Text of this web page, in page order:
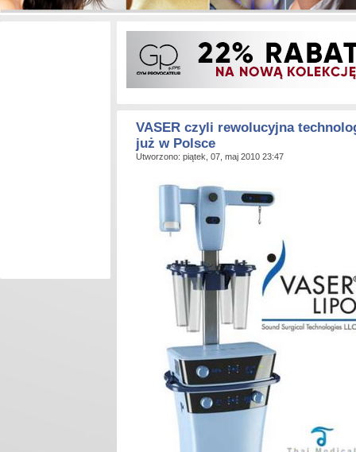
VASER czyli rewolucyjna
już w Polsce
Utworzono: piątek, 07, maj 2010 23:47